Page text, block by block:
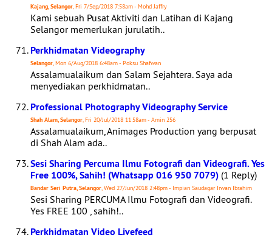
Kajang, Selangor, Fri 7/Sep/2018 7:58am - Mohd Jaffry
Kami sebuah Pusat Aktiviti dan Latihan di Kajang
Selangor memerlukan jurulatih..
Perkhidmatan Videography
Selangor, Mon 6/Aug/2018 6:48am - Poksu Shafwan
Assalamualaikum dan Salam Sejahtera. Saya ada
menyediakan perkhidmatan..
Professional Photography Videography Service
Shah Alam, Selangor, Fri 20/Jul/2018 11:58am - Amin 256
Assalamualaikum, Animages Production yang berpusat
di Shah Alam ada..
Sesi Sharing Percuma Ilmu Fotografi dan Videografi. Yes
Free 100%, Sahih! (Whatsapp 016 950 7079) (1 Reply)
Bandar Seri Putra, Selangor, Wed 27/Jun/2018 2:48pm - Impian Saudagar Irwan Ibrahim
Sesi Sharing PERCUMA Ilmu Fotografi dan Videografi.
Yes FREE 100 , sahih!..
Perkhidmatan Video Livefeed